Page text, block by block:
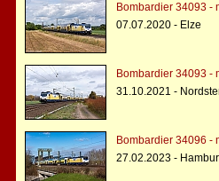
Bombardier 34093 -
07.07.2020 - Elze
Bombardier 34093 -
31.10.2021 -
Bombardier 34096 -
27.02.2023 -